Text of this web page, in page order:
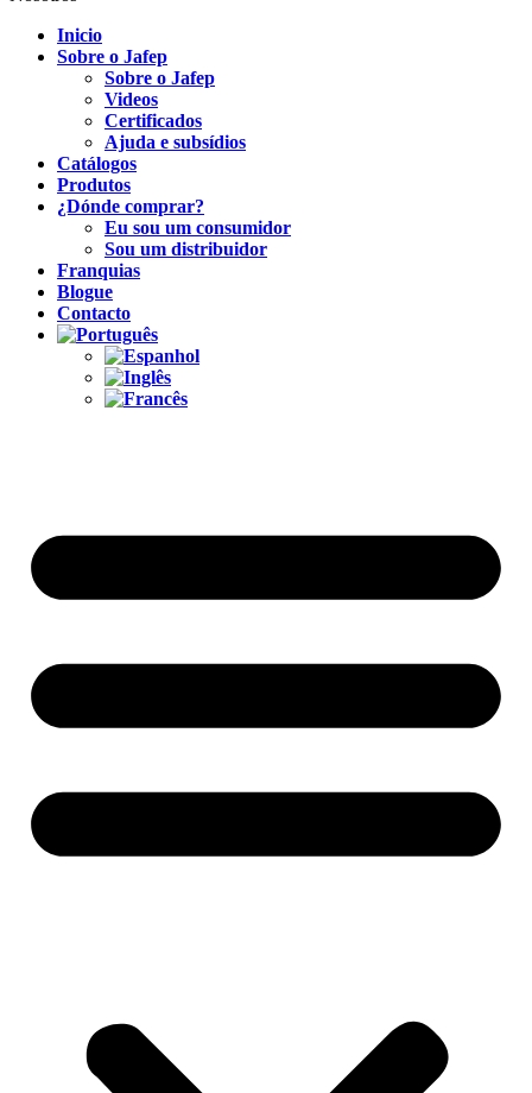
Inicio
Sobre o Jafep
Sobre o Jafep
Videos
Certificados
Ajuda e subsídios
Catálogos
Produtos
¿Dónde comprar?
Eu sou um consumidor
Sou um distribuidor
Franquias
Blogue
Contacto